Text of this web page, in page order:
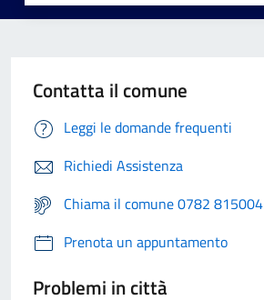
Contatta il comune
Leggi le domande frequenti
Richiedi Assistenza
Chiama il comune 0782 815004
Prenota un appuntamento
Problemi in città